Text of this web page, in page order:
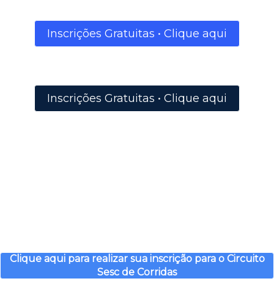
Inscrições Gratuitas • Clique aqui
Inscrições Gratuitas • Clique aqui
Clique aqui para realizar sua inscrição para o Circuito
Sesc de Corridas